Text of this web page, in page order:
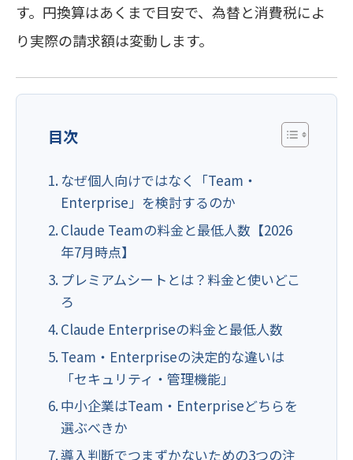
す。円換算はあくまで目安で、為替と消費税によ
り実際の請求額は変動します。
目次
なぜ個人向けではなく「Team・
Enterprise」を検討するのか
Claude Teamの料金と最低人数【2026
年7月時点】
プレミアムシートとは？料金と使いどこ
ろ
Claude Enterpriseの料金と最低人数
Team・Enterpriseの決定的な違いは
「セキュリティ・管理機能」
中小企業はTeam・Enterpriseどちらを
選ぶべきか
導入判断でつまずかないための3つの注